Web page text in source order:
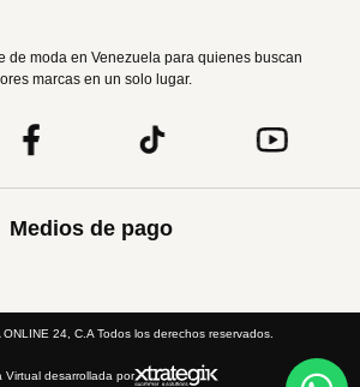
de moda en Venezuela para quienes buscan
marcas en un solo lugar.
Medios de pago
24, C.A Todos los derechos reservados.
Virtual desarrollada por